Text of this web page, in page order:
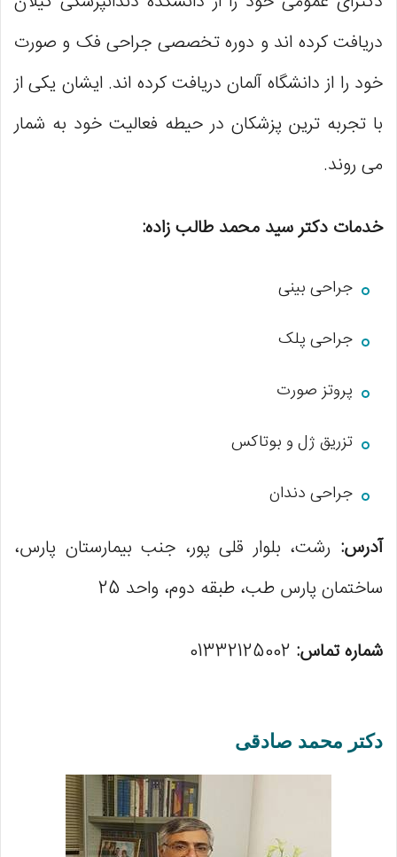
دریافت کرده‌ اند و دوره تخصصی جراحی فک و صورت
خود را از دانشگاه آلمان دریافت کرده‌ اند. ایشان یکی از
با تجربه ترین پزشکان در حیطه فعالیت خود به شمار
می روند.
خدمات دکتر سید محمد طالب زاده:
جراحی بینی
جراحی پلک
پروتز صورت
تزریق ژل و بوتاکس
جراحی دندان
آدرس: رشت، بلوار قلی پور، جنب بیمارستان پارس،
ساختمان پارس طب، طبقه دوم، واحد 25
شماره تماس:
دکتر محمد صادقی